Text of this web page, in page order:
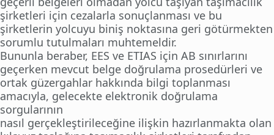
şirketleri için cezalarla sonuçlanması ve bu
şirketlerin yolcuyu biniş noktasına geri götürmekten
sorumlu tutulmaları muhtemeldir.
Bununla beraber, EES ve ETIAS için AB sınırlarını
geçerken mevcut belge doğrulama prosedürleri ve
ortak güzergahlar hakkında bilgi toplanması
amacıyla, gelecekte elektronik doğrulama
sorgularının
nasıl gerçekleştirileceğine ilişkin hazırlanmakta olan